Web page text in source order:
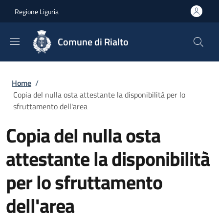
Regione Liguria
Comune di Rialto
Briciole di pane
Home /
Copia del nulla osta attestante la disponibilità per lo
sfruttamento dell'area
Copia del nulla osta
attestante la disponibilità
per lo sfruttamento
dell'area